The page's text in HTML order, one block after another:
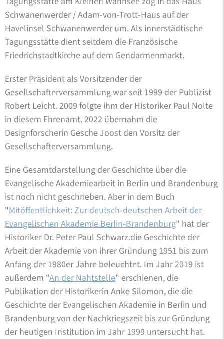
Schwanenwerder / Adam-von-Trott-Haus auf der
Havelinsel Schwanenwerder um. Als innerstädtische
Tagungsstätte dient seitdem die Französische
Friedrichstadtkirche auf dem Gendarmenmarkt.
Erster Präsident als Vorsitzender der
Gesellschafterversammlung war seit 1999 der Publizist
Robert Leicht. 2009 folgte ihm der Historiker Paul Nolte
in diesem Ehrenamt. 2022 übernahm die
Designforscherin Gesche Joost den Vorsitz der
Gesellschafterversammlung.
Eine Gesamtdarstellung der Geschichte über die
Evangelische Akademiearbeit in Berlin und Brandenburg
ist noch nicht geschrieben. Aber in dem Buch
"Mitöffentlichkeit: Zur deutsch-deutschen Arbeit der
Evangelischen Akademie Berlin-Brandenburg" hat der
Historiker Dr. Peter Paul Schwarz.die Geschichte der
Arbeit der Akademie von ihrer Gründung 1951 bis zum
Anfang der 1980er Jahre beleuchtet. Im Jahr 2019 ist
außerdem "An der Nahtstelle" erschienen, die
Publikation der Historikerin Anke Silomon, die die
Geschichte der Evangelischen Akademie in Berlin und
Brandenburg von der Nachkriegszeit bis zur Gründung
der heutigen Institution im Jahr 1999 untersucht hat.